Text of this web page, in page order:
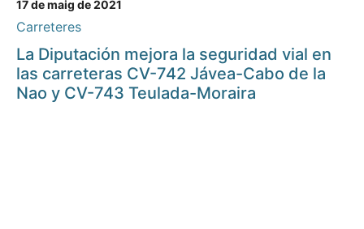
17 de maig de 2021
Carreteres
La Diputación mejora la seguridad vial en
las carreteras CV-742 Jávea-Cabo de la
Nao y CV-743 Teulada-Moraira